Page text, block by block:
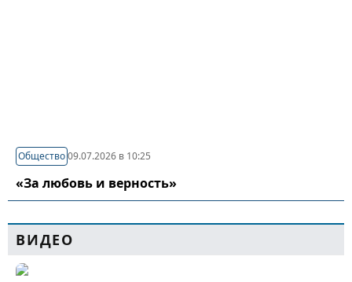
Общество09.07.2026 в 10:25
«За любовь и верность»
ВИДЕО